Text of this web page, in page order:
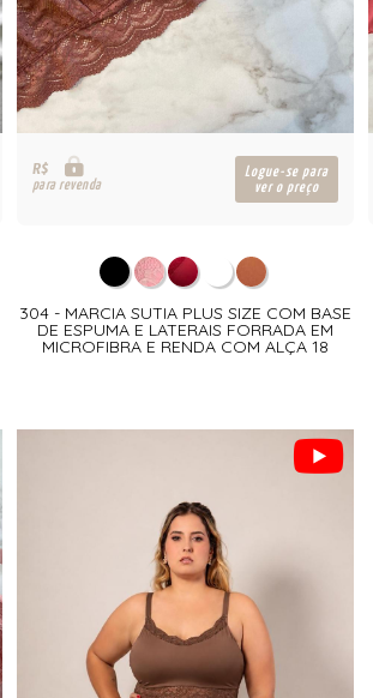
R$
para revenda
Logue-se para
ver o preço
304 - MARCIA SUTIA PLUS SIZE COM BASE
DE ESPUMA E LATERAIS FORRADA EM
MICROFIBRA E RENDA COM ALÇA 18